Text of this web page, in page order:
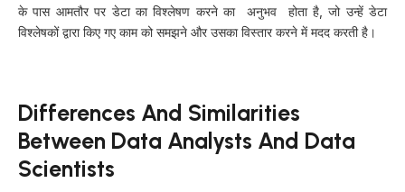
के पास आमतौर पर डेटा का विश्लेषण करने का अनुभव होता है, जो उन्हें डेटा
विश्लेषकों द्वारा किए गए काम को समझने और उसका विस्तार करने में मदद करती है।
Differences And Similarities
Between Data Analysts And Data
Scientists